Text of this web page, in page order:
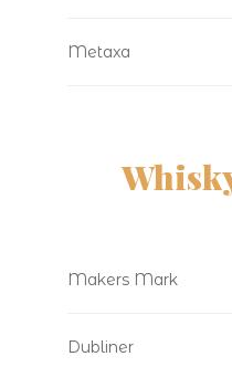
Metaxa
Makers Mark
Dubliner